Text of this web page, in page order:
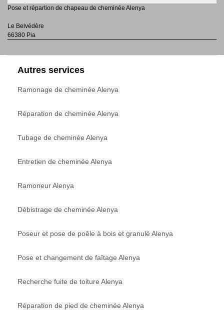
Pose et répartion de chapeau de cheminée Alenya
Le Belvédère
66380 Pia
Autres services
Ramonage de cheminée Alenya
Réparation de cheminée Alenya
Tubage de cheminée Alenya
Entretien de cheminée Alenya
Ramoneur Alenya
Débistrage de cheminée Alenya
Poseur et pose de poêle à bois et granulé Alenya
Pose et changement de faîtage Alenya
Recherche fuite de toiture Alenya
Réparation de pied de cheminée Alenya